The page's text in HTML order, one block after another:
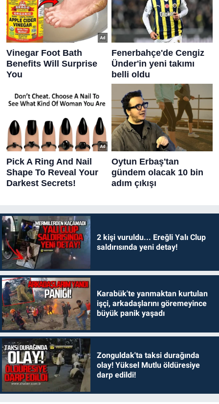
2 kişi vuruldu... Ereğli Yalı Clup
saldırısında yeni detay!
Karabük'te yanmaktan kurtulan
işçi, arkadaşlarını göremeyince
büyük panik yaşadı
Zonguldak'ta taksi durağında
olay! Yüksel Mutlu öldüresiye
darp edildi!